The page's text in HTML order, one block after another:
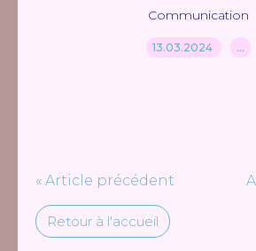
Communication
13.03.2024 …
« Article précédent
Retour à l'accueil